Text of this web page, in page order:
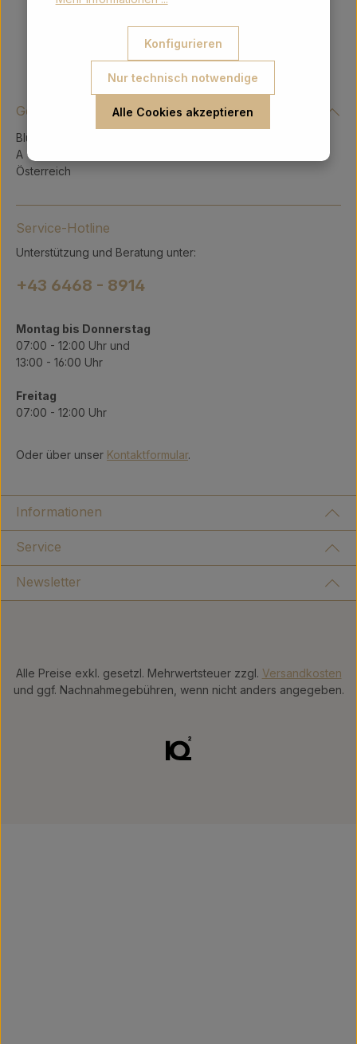
Gerry Intergeschenke Ges.m.b.H.
Blühnbachstraße 9
A - 5451 Tenneck
Österreich
Service-Hotline
Unterstützung und Beratung unter:
+43 6468 - 8914
Montag bis Donnerstag
07:00 - 12:00 Uhr und
13:00 - 16:00 Uhr
Freitag
07:00 - 12:00 Uhr
Oder über unser Kontaktformular.
Informationen
Service
Newsletter
Alle Preise exkl. gesetzl. Mehrwertsteuer zzgl. Versandkosten
und ggf. Nachnahmegebühren, wenn nicht anders angegeben.
Nur technisch notwendige
Konfigurieren
Alle Cookies akzeptieren